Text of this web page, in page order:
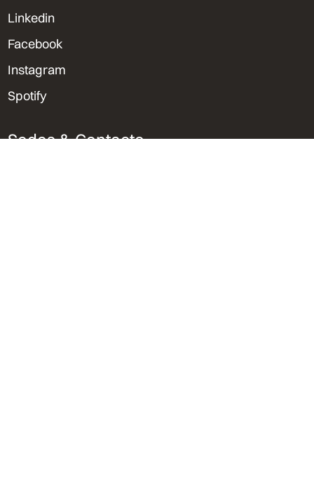
Linkedin
Facebook
Instagram
Spotify
Sedes & Contacto